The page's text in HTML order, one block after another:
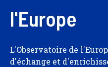
l'Europe
L'Observatoire de
d'échange et